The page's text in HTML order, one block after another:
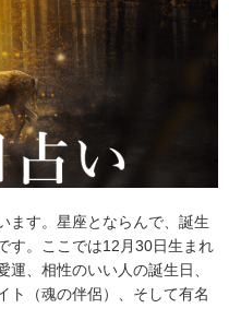
ます。星座とならんで、誕生
す。ここでは12月30日生まれ
、相性のいい人の誕生日、
ト（魂の伴侶）、そして有名